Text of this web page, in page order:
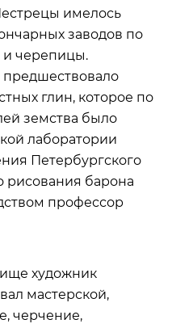
имелось
заводов по
и черепицы.
глин, которое по
земства было
лаборатории
Петербургского
рисования барона
профессор
художник
мастерской,
черчение,